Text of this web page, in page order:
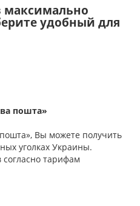
максимально
удобный для
пошта»
Вы можете получить
уголках Украины.
согласно тарифам